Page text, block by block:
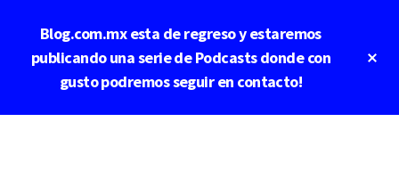
contenido
Blog.com.mx esta de regreso y estaremos
publicando una serie de Podcasts donde con
gusto podremos seguir en contacto!